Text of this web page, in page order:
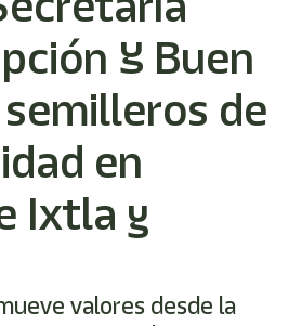
Y Buen
de
en
Ixtla y
valores desde la